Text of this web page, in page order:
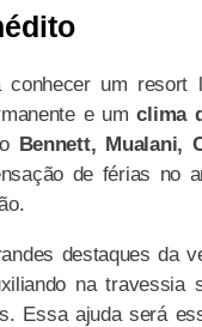
um resort
e umclima
Bennett, Mualani,
de férias no
destaques da
na travessia
Essa ajuda será